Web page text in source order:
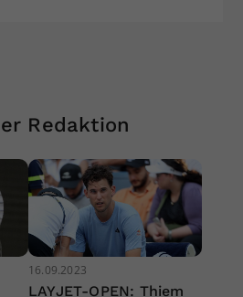
Redaktion
16.09.2023
LAYJET-OPEN: Thiem